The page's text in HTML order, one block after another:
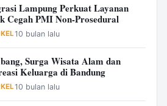
Lampung Perkuat Layanan
Cegah PMI Non-Prosedural
10 bulan lalu
Surga Wisata Alam dan
Keluarga di Bandung
10 bulan lalu